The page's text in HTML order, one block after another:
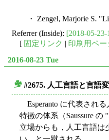
・ Zengel, Marjorie S.
Referrer (Inside): [2018-05-23-
[ 固定リンク | 印刷用ペー
2016-08-23 Tue
#2675. 人工言語と言語
Esperanto に代表される
特徴の体系（Saussure
立場からも，人工言語は